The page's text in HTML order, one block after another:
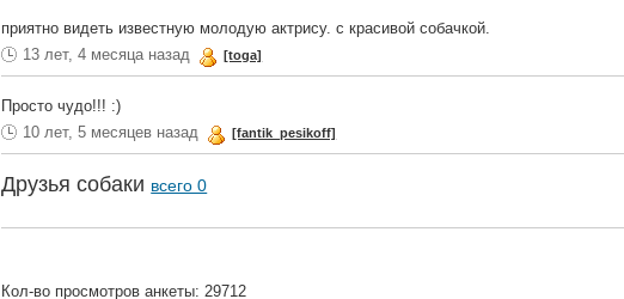
приятно видеть известную молодую актрису. с красивой собачкой.
13 лет, 4 месяца назад
[toga]
Просто чудо!!! :)
10 лет, 5 месяцев назад
[fantik_pesikoff]
Друзья собаки всего 0
Кол-во просмотров анкеты: 29712